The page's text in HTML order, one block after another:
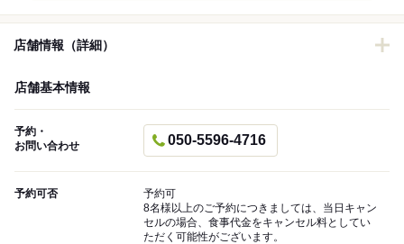
店舗情報（詳細）
店舗基本情報
予約・
お問い合わせ
050-5596-4716
予約可否
予約可
8名様以上のご予約につきましては、当日キャン
セルの場合、食事代金をキャンセル料としてい
ただく可能性がございます。